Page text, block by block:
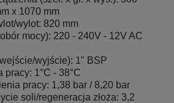
x 1070 mm
wylot: 820 mm
mocy): 220 - 240V - 12V AC
wyjście): 1" BSP
pracy: 1°C - 38°C
pracy: 1,38 bar / 8,20 bar
soli/regeneracja złoża: 3,2